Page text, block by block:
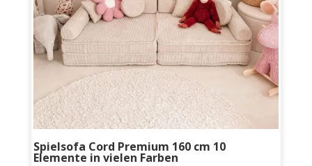
Spielsofa Cord Premium 160 cm 10
Elemente in vielen Farben